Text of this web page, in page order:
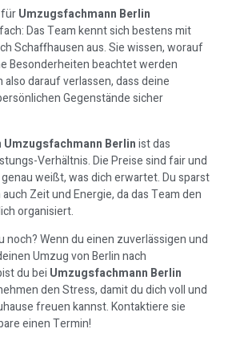
Umzugsfachmann Berlin
Das Team kennt sich bestens mit
Schaffhausen aus. Sie wissen, worauf
Besonderheiten beachtet werden
also darauf verlassen, dass deine
Gegenstände sicher
Umzugsfachmann Berlinist das
Verhältnis. Die Preise sind fair und
weißt, was dich erwartet. Du sparst
Zeit und Energie, da das Team den
organisiert.
Wenn du einen zuverlässigen und
Umzug von Berlin nach
du bei Umzugsfachmann Berlin
den Stress, damit du dich voll und
freuen kannst. Kontaktiere sie
einen Termin!